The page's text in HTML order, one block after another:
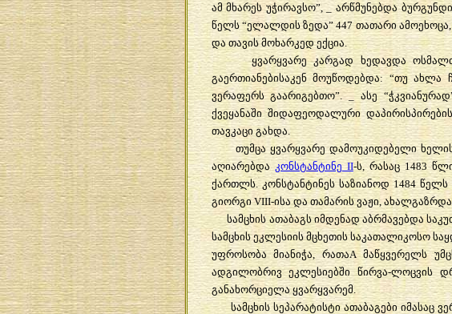
ამ მხარეს უჭირავსო”, _არწმუნებდა
წელს“ელალდის ზედა” 447თათარი ამოეხოცა
და თავის მოხარკედ ექცია .
ყვარყვარე
კარგად ხედავდა
გაერთიანებისაკენ მოუწოდებდა: “თუ ახლა
ვერაფერს გაარიგებთო”. _ასე “ჭკვიანურად
ქვეყანაში შიდაფეოდალური
თავკაცი გახდა
თუმცა ყვარყვარე დამოუკიდებელი
აღიარებდა კონსტანტინეII-ს, რასაც1483
ქართლს.კონსტანტინეს საზიანოდ 1484წელს
გიორგიVIII-ისა და თამარის ვაჟი, ახალგაზრდა
სამცხის ათაბაგს იმდენად აბრმავებდა
სამცხის ეკლესიის მცხეთის საკათალიკოსო
უფროსობა
მიანიჭა ,რათაAმაწყვერელს
ადგილობრივ
ეკლესიებში წირვა-ლოცვის
განახორციელა ყვარყვარემ .
სამცხის სეპარატისტი ათაბაგები იმასაც